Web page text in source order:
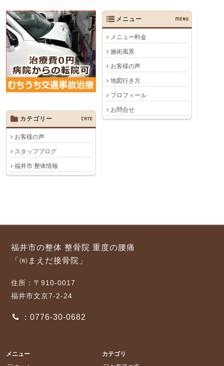
メニュー MENU
メニュー料金
施術風景
お客様の声
地図行き方
プロフィール
お問合せ
カテゴリー
CATE
お客様の声
スタッフブログ
福井市 整体情報
福井市の整体 整骨院 重度の腰痛
「㈲まえだ接骨院」
住所：〒910-0017
福井市文京7-2-24
：0776-30-0682
メニュー カテゴリ